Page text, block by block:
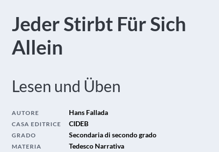
Jeder Stirbt Für Sich
Allein
Lesen und Üben
AUTORE Hans Fallada
CASA EDITRICE CIDEB
GRADO Secondaria di secondo grado
MATERIA Tedesco Narrativa